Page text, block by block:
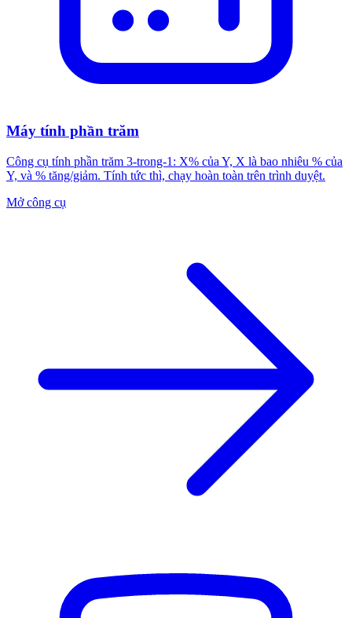
Máy tính phần trăm
Công cụ tính phần trăm 3-trong-1: X% của Y, X là bao nhiêu % của
Y, và % tăng/giảm. Tính tức thì, chạy hoàn toàn trên trình duyệt.
Mở công cụ